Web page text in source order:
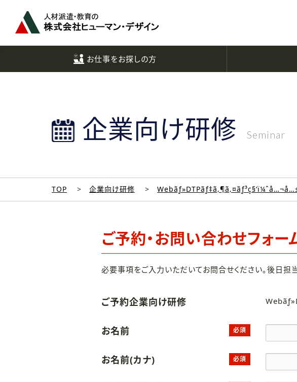
お仕事をお探しの方
企業向け研修 Seminar
TOP 企業向け研修
ご予約・お問い合わせフォー
必要事項をご入力いただいてお問合せください。後日担
ご予約企業向け研修
お名前 必須
お名前(カナ) 必須
へ